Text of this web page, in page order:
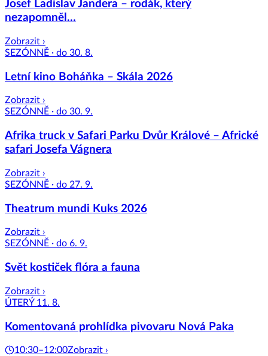
Josef Ladislav Jandera – rodák, který
nezapomněl…
Zobrazit ›
SEZÓNNĚ · do 30. 8.
Letní kino Boháňka – Skála 2026
Zobrazit ›
SEZÓNNĚ · do 30. 9.
Afrika truck v Safari Parku Dvůr Králové – Africké
safari Josefa Vágnera
Zobrazit ›
SEZÓNNĚ · do 27. 9.
Theatrum mundi Kuks 2026
Zobrazit ›
SEZÓNNĚ · do 6. 9.
Svět kostiček flóra a fauna
Zobrazit ›
ÚTERÝ 11. 8.
Komentovaná prohlídka pivovaru Nová Paka
10:30–12:00Zobrazit ›